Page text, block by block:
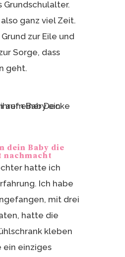
Grundschulalter.
ganz viel Zeit.
zur Eile und
Sorge, dass
geht.
dein Baby die
nachmacht
hatte ich
Ich habe
mit drei
hatte die
kleben
ein einziges